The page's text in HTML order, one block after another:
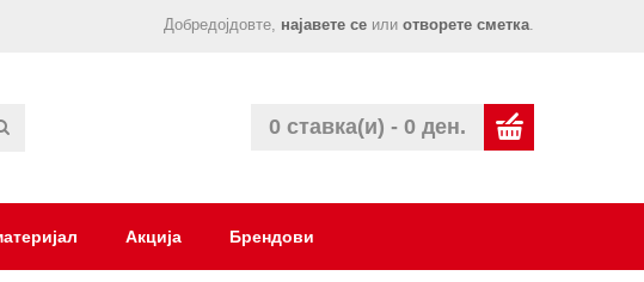
Добредојдовте, најавете се или отворете сметка.
0 ставка(и) - 0 ден.
Акција Брендови